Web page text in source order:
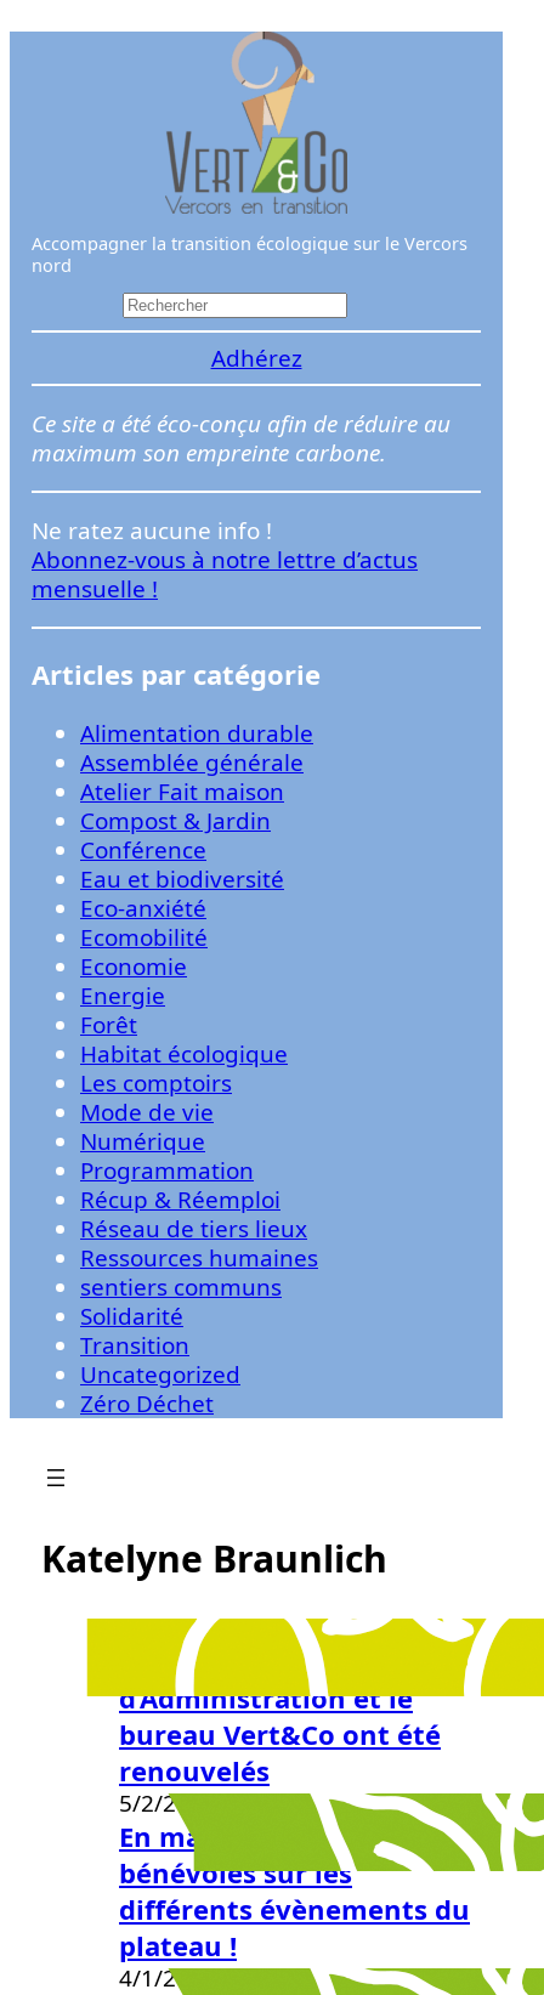
Accompagner la transition écologique sur le Vercors
nord
e
h
e
r
e
r
Adhérez
Ce site a été éco-conçu afin de réduire au
maximum son empreinte carbone.
Ne ratez aucune info !
Abonnez-vous à notre lettre d’actus
mensuelle !
Articles par catégorie
Alimentation durable
Assemblée générale
Atelier Fait maison
Compost & Jardin
Conférence
Eau et biodiversité
Eco-anxiété
Ecomobilité
Economie
Energie
Forêt
Habitat écologique
Les comptoirs
Mode de vie
Numérique
Programmation
Récup & Réemploi
Réseau de tiers lieux
Ressources humaines
sentiers communs
Solidarité
Transition
Uncategorized
Zéro Déchet
Katelyne Braunlich
5/31/2026
Le Conseil
d’Administration et le
bureau Vert&Co ont été
renouvelés
5/2/2026
En mai, retrouvez nos
bénévoles sur les
différents évènements du
plateau !
4/1/2026